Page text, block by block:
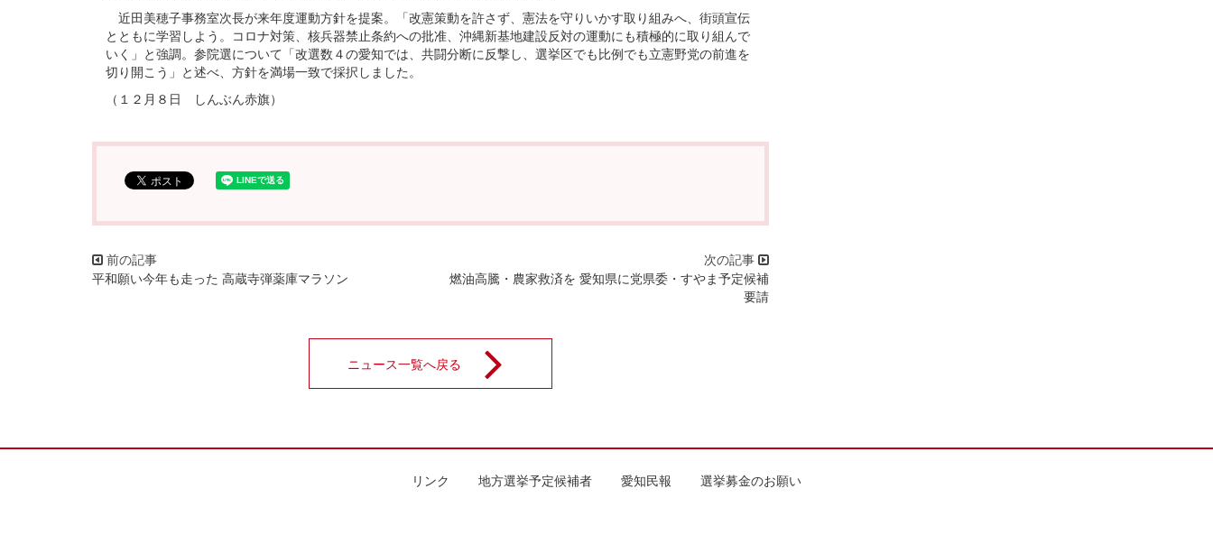
近田美穂子事務室次長が来年度運動方針を提案。「改憲策動を許さず、憲法を守りいかす取り組みへ、街頭宣伝
とともに学習しよう。コロナ対策、核兵器禁止条約への批准、沖縄新基地建設反対の運動にも積極的に取り組んで
いく」と強調。参院選について「改選数４の愛知では、共闘分断に反撃し、選挙区でも比例でも立憲野党の前進を
切り開こう」と述べ、方針を満場一致で採択しました。
（１２月８日 しんぶん赤旗）
平和願い今年も走った 高蔵寺弾薬庫マラソン
燃油高騰・農家救済を 愛知県に党県委・すやま予定候補
要請
ニュース一覧へ戻る
リンク 地方選挙予定候補者 愛知民報 選挙募金のお願い